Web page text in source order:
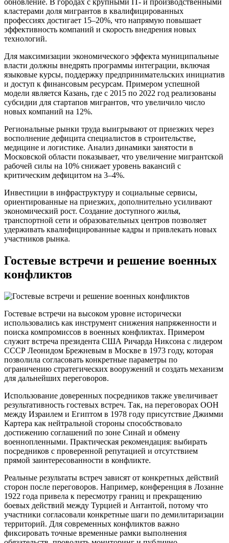
обновление. В городах с крупными IT- и производственными
кластерами доля мигрантов в квалифицированных
профессиях достигает 15–20%, что напрямую повышает
эффективность компаний и скорость внедрения новых
технологий.
Для максимизации экономического эффекта муниципальные
власти должны внедрять программы интеграции, включая
языковые курсы, поддержку предпринимательских инициатив
и доступ к финансовым ресурсам. Примером успешной
модели является Казань, где с 2015 по 2022 год реализованы
субсидии для стартапов мигрантов, что увеличило число
новых компаний на 12%.
Региональные рынки труда выигрывают от приезжих через
восполнение дефицита специалистов в строительстве,
медицине и логистике. Анализ динамики занятости в
Московской области показывает, что увеличение мигрантской
рабочей силы на 10% снижает уровень вакансий с
критическим дефицитом на 3–4%.
Инвестиции в инфраструктуру и социальные сервисы,
ориентированные на приезжих, дополнительно усиливают
экономический рост. Создание доступного жилья,
транспортной сети и образовательных центров позволяет
удерживать квалифицированные кадры и привлекать новых
участников рынка.
Гостевые встречи и решение военных
конфликтов
Гостевые встречи на высоком уровне исторически
использовались как инструмент снижения напряженности и
поиска компромиссов в военных конфликтах. Примером
служит встреча президента США Ричарда Никсона с лидером
СССР Леонидом Брежневым в Москве в 1973 году, которая
позволила согласовать конкретные параметры по
ограничению стратегических вооружений и создать механизм
для дальнейших переговоров.
Использование доверенных посредников также увеличивает
результативность гостевых встреч. Так, на переговорах ООН
между Израилем и Египтом в 1978 году присутствие Джимми
Картера как нейтральной стороны способствовало
достижению соглашений по зоне Синай и обмену
военнопленными. Практическая рекомендация: выбирать
посредников с проверенной репутацией и отсутствием
прямой заинтересованности в конфликте.
Реальные результаты встреч зависят от конкретных действий
сторон после переговоров. Например, конференция в Лозанне
1922 года привела к пересмотру границ и прекращению
боевых действий между Турцией и Антантой, потому что
участники согласовали конкретные шаги по демилитаризации
территорий. Для современных конфликтов важно
фиксировать точные временные рамки выполнения